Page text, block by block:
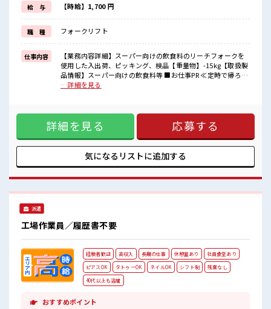
困った事などがあれば、
担当がしっかりサポートします！
■職場の雰囲気
休憩室で楽しくランチ♪
時間があれば昼寝もしちゃおう！
残業は基本ないので定時でサクッと帰宅OK！
高収入もバッチリ目指せますよ！
給 与 【時給】1,700 円
職 種 フォークリフト
仕事内容
【業務内容詳細】スーパー向けの飲食料のリーチフォークを
使用した入出荷、ピッキング、検品【重量物】-15kg【取扱製
品情報】スーパー向けの飲食料等 ■お仕事PR ≪定時で帰ろう
≫ 自分の時間をしっかり確保できる、 残業基本ナシのお仕事
≪自分に向いている仕事が探せる≫ 困った事などがあれば、
担当がしっかりサポートします！ ■職場の雰囲気 休憩室で楽
しくランチ♪ 時間があれば昼寝もしちゃおう！ 残業は基本な
いので定時でサクッと帰宅OK！ 高収入もバッチリ目指せます
…詳細を見る
詳細を見る 応募する
気になるリストに追加する
派遣
工場作業員／履歴書不要
経験者歓迎 高収入 長期の仕事 休憩室あり
社員食堂あり
ピアスOK
タトゥーOK ネイルOK シフト制
残業なし
40代以上も活躍
おすすめポイント